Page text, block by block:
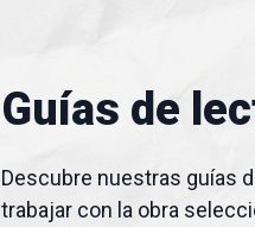
Guías de
Descubre nuestras guías
trabajar con la obra